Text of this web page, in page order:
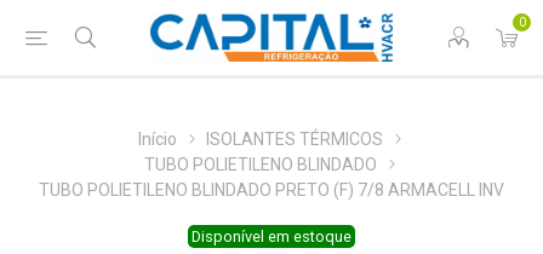
0
Início
ISOLANTES TÉRMICOS
TUBO POLIETILENO BLINDADO
TUBO POLIETILENO BLINDADO PRETO (F) 7/8 ARMACELL INV
Disponível em estoque